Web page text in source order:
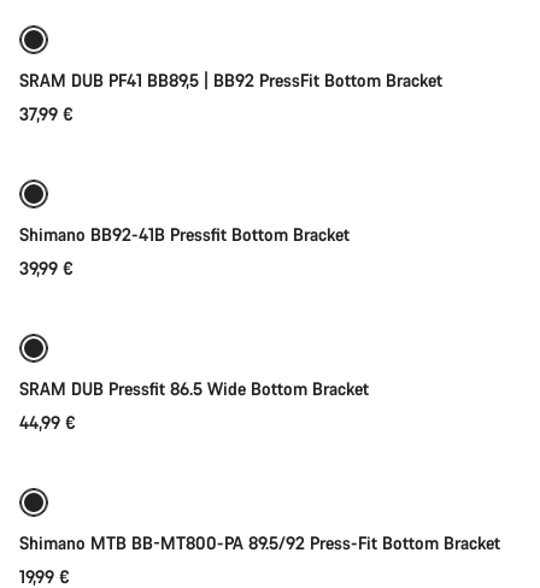
SRAM DUB PF41 BB89,5 | BB92 PressFit Bottom Bracket
37,99 €
Shimano BB92-41B Pressfit Bottom Bracket
39,99 €
SRAM DUB Pressfit 86.5 Wide Bottom Bracket
44,99 €
Shimano MTB BB-MT800-PA 89.5/92 Press-Fit Bottom Bracket
19,99 €